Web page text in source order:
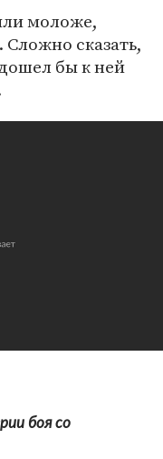
моложе,
сказать,
бы к ней
боя со